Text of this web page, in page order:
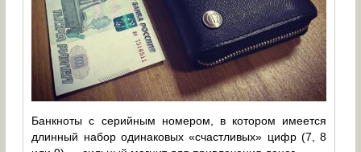
Банкноты с серийным номером, в котором имеется
длинный набор одинаковых «счастливых» цифр (7, 8